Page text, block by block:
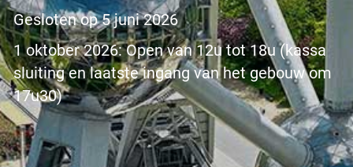
Gesloten op 5 juni 2026
1 oktober 2026: Open van 12u tot 18u (kassa
sluiting en laatste ingang van het gebouw om
17u30)